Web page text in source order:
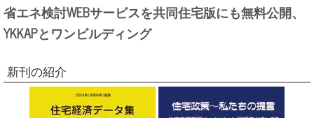
省エネ検討WEBサービスを共同住宅版にも無料公開、
YKKAPとワンビルディング
新刊の紹介